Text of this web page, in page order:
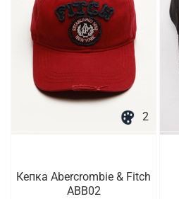
2
Кепка Abercrombie & Fitch
ABB02